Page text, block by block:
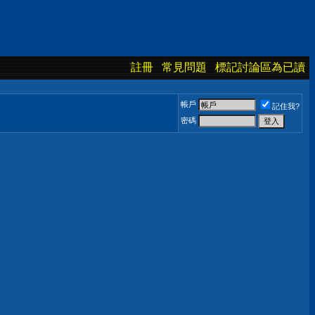
註冊 常見問題 標記討論區為已讀
帳戶
記住我?
密碼